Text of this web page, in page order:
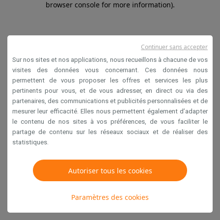
browser console for more information).
Sur nos sites et nos applications, nous recueillons à chacune de vos
visites des données vous concernant. Ces données nous
permettent de vous proposer les offres et services les plus
pertinents pour vous, et de vous adresser, en direct ou via des
partenaires, des communications et publicités personnalisées et de
mesurer leur efficacité. Elles nous permettent également d’adapter
le contenu de nos sites à vos préférences, de vous faciliter le
partage de contenu sur les réseaux sociaux et de réaliser des
statistiques.
Autoriser tous les cookies
Paramètres des cookies
Continuer sans accepter